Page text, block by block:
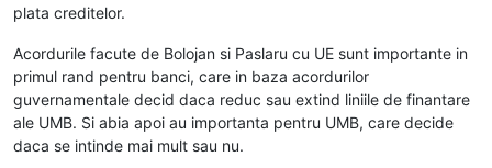
plata creditelor.
Acordurile facute de Bolojan si Paslaru cu UE sunt importante in
primul rand pentru banci, care in baza acordurilor
guvernamentale decid daca reduc sau extind liniile de finantare
ale UMB. Si abia apoi au importanta pentru UMB, care decide
daca se intinde mai mult sau nu.